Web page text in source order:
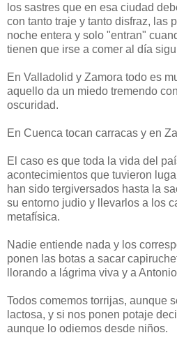
los sastres que en esa ciudad
con tanto traje y tanto disfraz, las
noche entera y solo "entran"
tienen que irse a comer al día
En Valladolid y Zamora todo es
aquello da un miedo tremendo
oscuridad.
En Cuenca tocan carracas y en
El caso es que toda la vida del
acontecimientos que tuvieron
han sido tergiversados hasta la
su entorno judio y llevarlos a los
metafísica.
Nadie entiende nada y los
ponen las botas a sacar
llorando a lágrima viva y a
Todos comemos torrijas, aunque
lactosa, y si nos ponen potaje
aunque lo odiemos desde niños.